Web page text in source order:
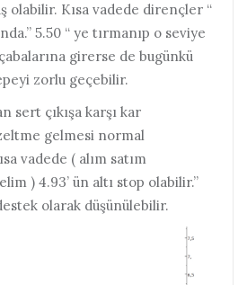
olabilir. Kısa vadede dirençler “
5.50 “ ye tırmanıp o seviye
girerse de bugünkü
zorlu geçebilir.
sert çıkışa karşı kar
gelmesi normal
vadede ( alım satım
) 4.93’ ün altı stop olabilir.”
olarak düşünülebilir.